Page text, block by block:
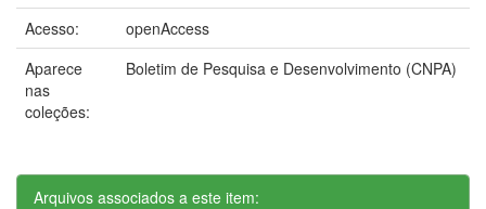
Acesso:
openAccess
Aparece
nas
coleções:
Boletim de Pesquisa e Desenvolvimento (CNPA)
Arquivos associados a este item: